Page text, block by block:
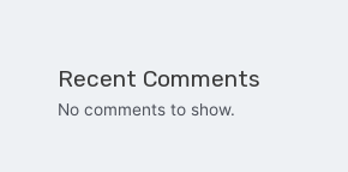
Recent Comments
No comments to show.